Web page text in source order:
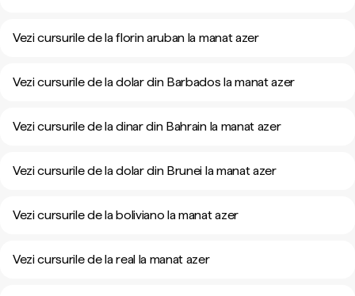
Vezi cursurile de la florin aruban la manat azer
Vezi cursurile de la dolar din Barbados la manat azer
Vezi cursurile de la dinar din Bahrain la manat azer
Vezi cursurile de la dolar din Brunei la manat azer
Vezi cursurile de la boliviano la manat azer
Vezi cursurile de la real la manat azer